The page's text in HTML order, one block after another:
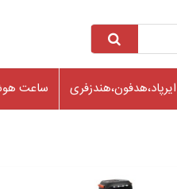
ایرپاد،هدفون،هندزفری ساعت